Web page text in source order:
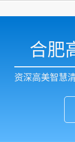
合肥
资深高美智慧